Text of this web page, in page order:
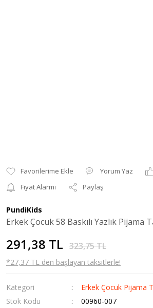
Yorum Yaz
Fiyat Alarmı
Paylaş
PundiKids
Erkek Çocuk 58 Baskılı Yazlık Pijama
291,38 TL 323,75 TL
*27,37 TL den başlayan taksitlerle!
Kategori
Erkek Çocuk Pijama
Stok Kodu
00960-007